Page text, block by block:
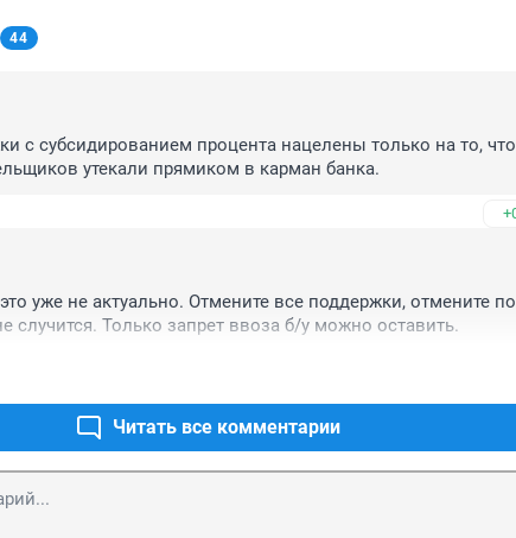
44
с субсидированием процента нацелены только на то,
утекали прямиком в карман банка.
уже не актуально. Отмените все поддержки, отмените
случится. Только запрет ввоза б/у можно оставить.
Читать все комментарии